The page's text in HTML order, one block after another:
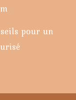
pour un